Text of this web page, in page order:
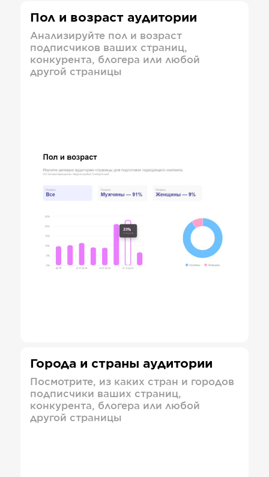
Пол и возраст аудитории
Анализируйте пол и возраст
подписчиков ваших страниц,
конкурента, блогера или любой
другой страницы
Города и страны аудитории
Посмотрите, из каких стран и городов
подписчики ваших страниц,
конкурента, блогера или любой
другой страницы